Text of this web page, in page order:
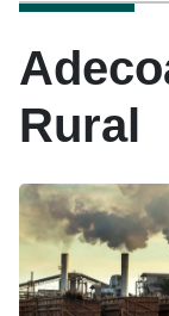
Rural